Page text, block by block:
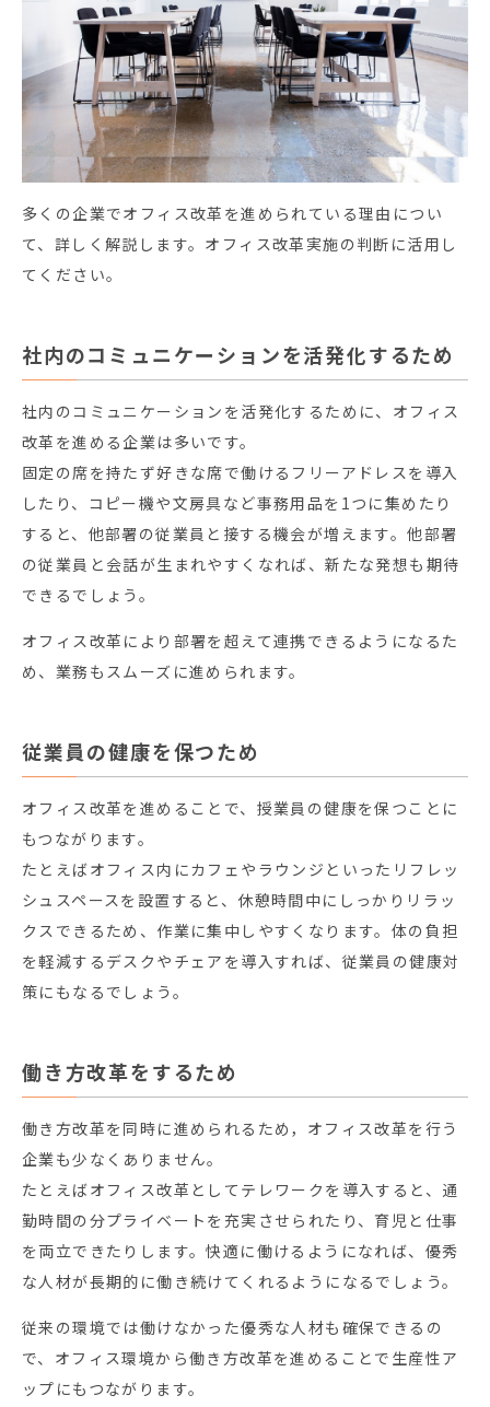
多くの企業でオフィス改革を進められている理由につい
て、詳しく解説します。オフィス改革実施の判断に活用し
てください。
社内のコミュニケーションを活発化するため
社内のコミュニケーションを活発化するために、オフィス
改革を進める企業は多いです。
固定の席を持たず好きな席で働けるフリーアドレスを導入
したり、コピー機や文房具など事務用品を1つに集めたり
すると、他部署の従業員と接する機会が増えます。他部署
の従業員と会話が生まれやすくなれば、新たな発想も期待
できるでしょう。
オフィス改革により部署を超えて連携できるようになるた
め、業務もスムーズに進められます。
従業員の健康を保つため
オフィス改革を進めることで、授業員の健康を保つことに
もつながります。
たとえばオフィス内にカフェやラウンジといったリフレッ
シュスペースを設置すると、休憩時間中にしっかりリラッ
クスできるため、作業に集中しやすくなります。体の負担
を軽減するデスクやチェアを導入すれば、従業員の健康対
策にもなるでしょう。
働き方改革をするため
働き方改革を同時に進められるため，オフィス改革を行う
企業も少なくありません。
たとえばオフィス改革としてテレワークを導入すると、通
勤時間の分プライベートを充実させられたり、育児と仕事
を両立できたりします。快適に働けるようになれば、優秀
な人材が長期的に働き続けてくれるようになるでしょう。
従来の環境では働けなかった優秀な人材も確保できるの
で、オフィス環境から働き方改革を進めることで生産性ア
ップにもつながります。